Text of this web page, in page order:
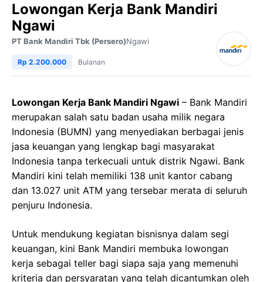
Lowongan Kerja Bank Mandiri
Ngawi
PT Bank Mandiri Tbk (Persero)Ngawi
Rp 2.200.000 Bulanan
Lowongan Kerja Bank Mandiri Ngawi – Bank Mandiri
merupakan salah satu badan usaha milik negara
Indonesia (BUMN) yang menyediakan berbagai jenis
jasa keuangan yang lengkap bagi masyarakat
Indonesia tanpa terkecuali untuk distrik Ngawi. Bank
Mandiri kini telah memiliki 138 unit kantor cabang
dan 13.027 unit ATM yang tersebar merata di seluruh
penjuru Indonesia.
Untuk mendukung kegiatan bisnisnya dalam segi
keuangan, kini Bank Mandiri membuka lowongan
kerja sebagai teller bagi siapa saja yang memenuhi
kriteria dan persyaratan yang telah dicantumkan oleh